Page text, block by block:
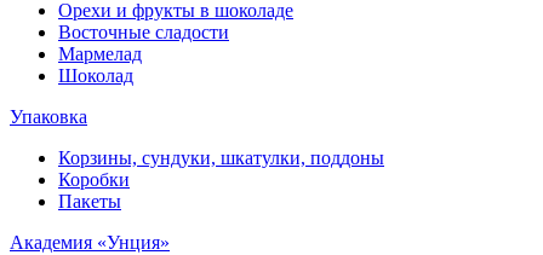
Орехи и фрукты в шоколаде
Восточные сладости
Мармелад
Шоколад
Упаковка
Корзины, сундуки, шкатулки, поддоны
Коробки
Пакеты
Академия «Унция»